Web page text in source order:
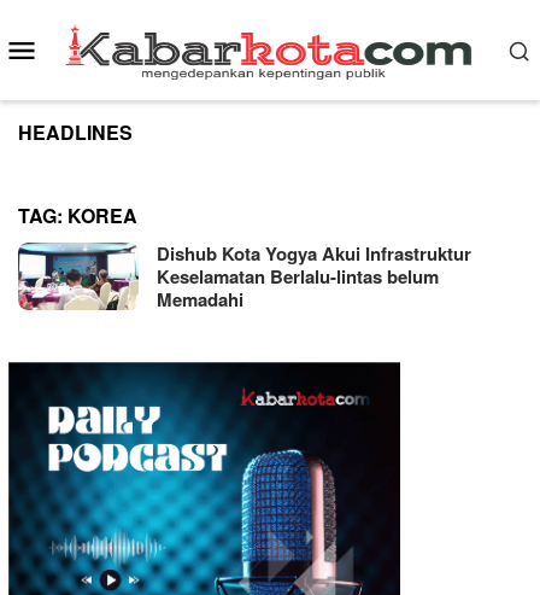
to
content
Mobile
Menu
HEADLINES
TAG: KOREA
Dishub Kota Yogya Akui Infrastruktur
Keselamatan Berlalu-lintas belum
Memadahi